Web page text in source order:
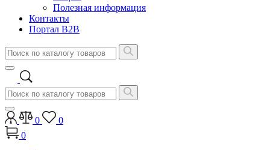
Полезная информация
Контакты
Портал B2B
0
0
0